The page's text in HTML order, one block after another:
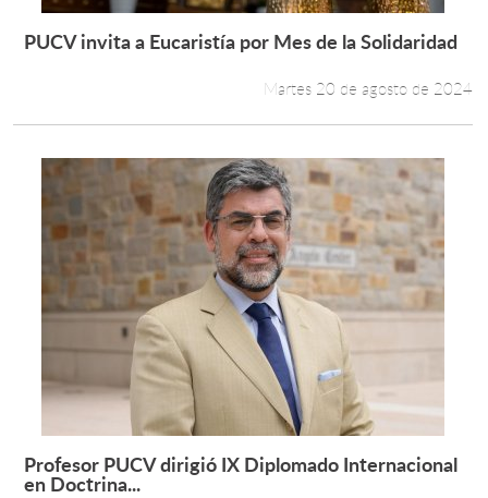
Leer más +
PUCV invita a Eucaristía por Mes de la Solidaridad
Martes 20 de agosto de 2024
Leer más +
Profesor PUCV dirigió IX Diplomado Internacional
en Doctrina...